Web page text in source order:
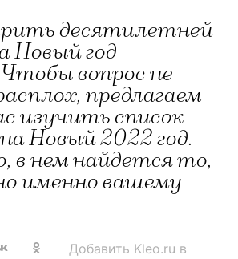
десятилетней
Новый год
Чтобы вопрос не
предлагаем
изучить список
Новый 2022 год.
в нем найдется то,
именно вашему
Добавить Kleo.ru в